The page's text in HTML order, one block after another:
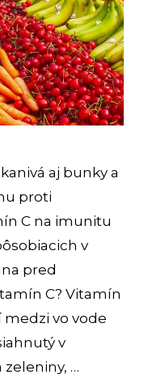
aj bunky a
proti
C na imunitu
v
pred
C? Vitamín
medzi vo vode
v
…